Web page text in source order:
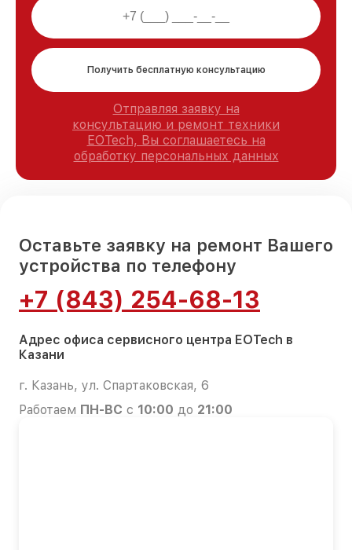
Получить бесплатную консультацию
Отправляя заявку на
консультацию и ремонт техники
EOTech, Вы соглашаетесь на
обработку персональных данных
Оставьте заявку на ремонт Вашего
устройства по телефону
+7 (843) 254-68-13
Адрес офиса сервисного центра EOTech в
Казани
г. Казань, ул. Спартаковская, 6
Работаем ПН-ВС с 10:00 до 21:00